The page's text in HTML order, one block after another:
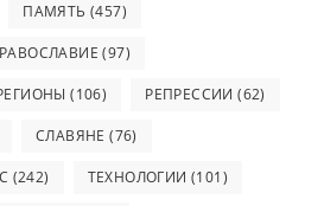
ПАМЯТЬ (457)
(97)
(106) РЕПРЕССИИ (62)
СЛАВЯНЕ (76)
(242) ТЕХНОЛОГИИ (101)